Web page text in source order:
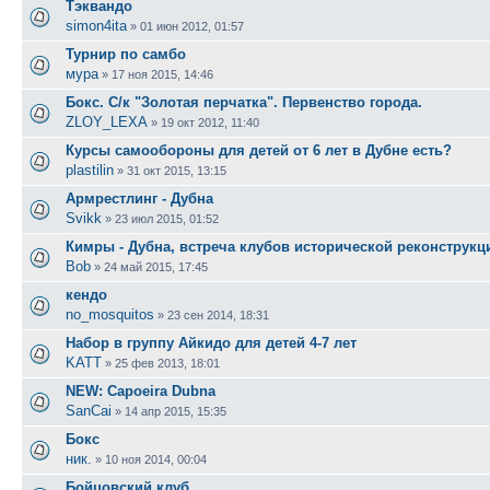
Тэквандо
simon4ita » 01 июн 2012, 01:57
Турнир по самбо
мура » 17 ноя 2015, 14:46
Бокс. С/к "Золотая перчатка". Первенство города.
ZLOY_LEXA » 19 окт 2012, 11:40
Курсы самообороны для детей от 6 лет в Дубне есть?
plastilin » 31 окт 2015, 13:15
Армрестлинг - Дубна
Svikk » 23 июл 2015, 01:52
Кимры - Дубна, встреча клубов исторической
Bob » 24 май 2015, 17:45
кендо
no_mosquitos » 23 сен 2014, 18:31
Набор в группу Айкидо для детей 4-7 лет
KATT » 25 фев 2013, 18:01
NEW: Сapoeira Dubna
SanCai » 14 апр 2015, 15:35
Бокс
ник. » 10 ноя 2014, 00:04